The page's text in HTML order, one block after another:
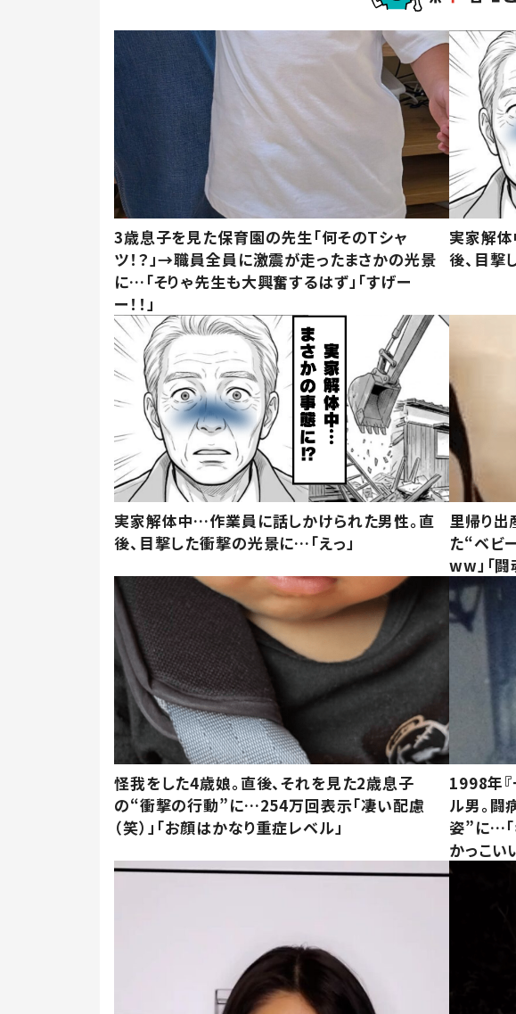
3歳息子を見た保育園の先生「何そのTシャ
ツ！？」→職員全員に激震が走ったまさかの光景
に…「そりゃ先生も大興奮するはず」「すげー
ー！！」
実家解
後、目撃
実家解体中…作業員に話しかけられた男性。直
後、目撃した衝撃の光景に…「えっ」
里帰り
た“ベビ
ww」「
怪我をした4歳娘。直後、それを見た2歳息子
の“衝撃の行動”に…254万回表示「凄い配慮
（笑）」「お顔はかなり重症レベル」
1998年
ル男。闘
姿”に…「
かっこい